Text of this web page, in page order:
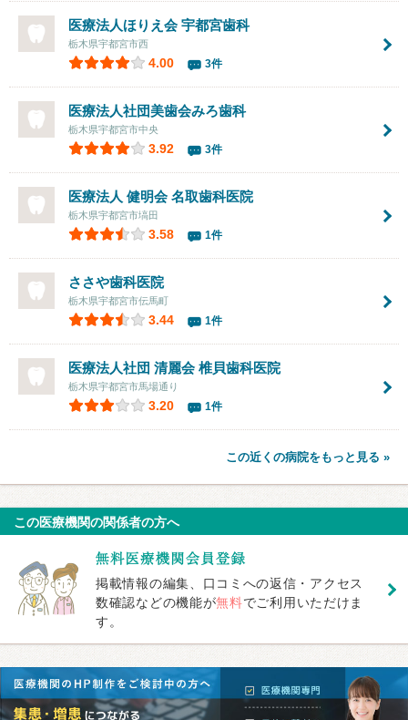
医療法人ほりえ会 宇都宮歯科
栃木県宇都宮市西
4.00 3件
医療法人社団美歯会みろ歯科
栃木県宇都宮市中央
3.92 3件
医療法人 健明会名取歯科医院
栃木県宇都宮市塙田
3.58 1件
ささや歯科医院
栃木県宇都宮市伝馬町
3.44 1件
医療法人社団 清麗会 椎貝歯科医院
栃木県宇都宮市馬場通り
3.20 1件
この近くの病院をもっと見る »
この医療機関の関係者の方へ
掲載情報の編集、口コミへの返信・アクセス
数確認などの機能が無料でご利用いただけま
す。